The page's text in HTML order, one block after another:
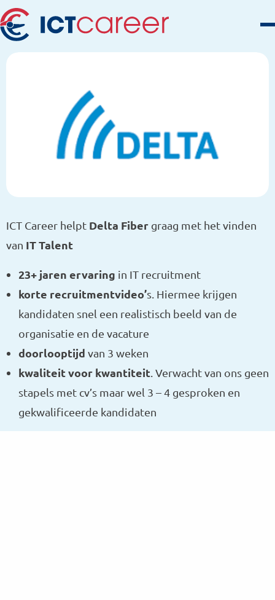
ICT Career helpt Delta Fiber graag met het vinden
van IT Talent
23+ jaren ervaring in IT recruitment
korte recruitmentvideo’s. Hiermee krijgen
kandidaten snel een realistisch beeld van de
organisatie en de vacature
doorlooptijd van 3 weken
kwaliteit voor kwantiteit . Verwacht van ons geen
stapels met cv’s maar wel 3 – 4 gesproken en
gekwalificeerde kandidaten